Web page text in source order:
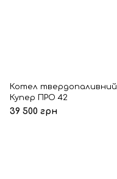
Котел твердопаливний
Купер ПРО 42
39 500 грн